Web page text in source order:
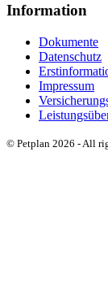
Information
Dokumente
Datenschutz
Impressum
© Petplan 2026 - All